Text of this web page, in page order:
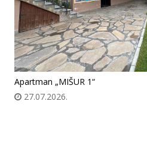
Apartman „MIŠUR 1“
27.07.2026.